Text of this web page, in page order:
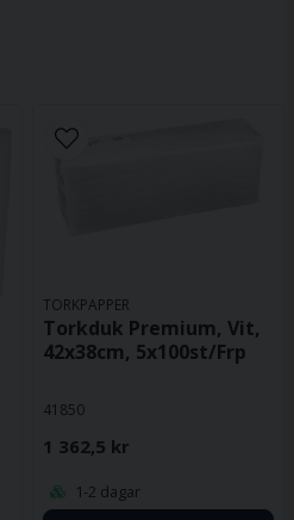
TORKPAPPER
Torkduk Premium, Vit,
42x38cm, 5x100st/Frp
41850
1 362,5 kr
1-2 dagar